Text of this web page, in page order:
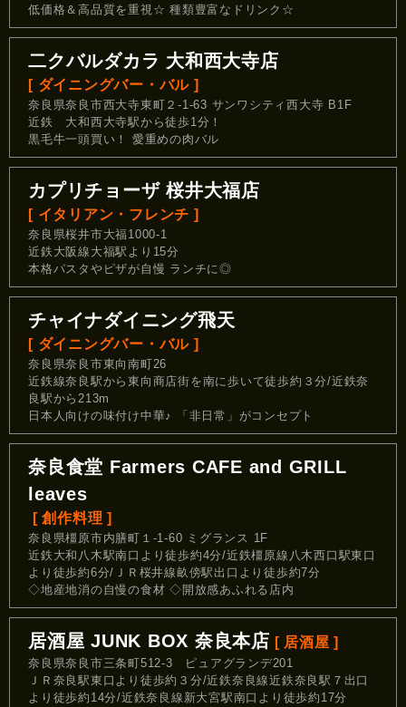
低価格＆高品質を重視☆ 種類豊富なドリンク☆
二クバルダカラ 大和西大寺店
[ ダイニングバー・バル ]
奈良県奈良市西大寺東町２-1-63 サンワシティ西大寺 B1F
近鉄 大和西大寺駅から徒歩1分！
黒毛牛一頭買い！ 愛重めの肉バル
カプリチョーザ 桜井大福店
[ イタリアン・フレンチ ]
奈良県桜井市大福1000-1
近鉄大阪線大福駅より15分
本格パスタやピザが自慢 ランチに◎
チャイナダイニング飛天
[ ダイニングバー・バル ]
奈良県奈良市東向南町26
近鉄線奈良駅から東向商店街を南に歩いて徒歩約３分/近鉄奈
良駅から213m
日本人向けの味付け中華♪ 「非日常」がコンセプト
奈良食堂 Farmers CAFE and GRILL
leaves
[ 創作料理 ]
奈良県橿原市内膳町１-1-60 ミグランス 1F
近鉄大和八木駅南口より徒歩約4分/近鉄橿原線八木西口駅東口
より徒歩約6分/ＪＲ桜井線畝傍駅出口より徒歩約7分
◇地産地消の自慢の食材 ◇開放感あふれる店内
居酒屋 JUNK BOX 奈良本店 [ 居酒屋 ]
奈良県奈良市三条町512-3 ピュアグランデ201
ＪＲ奈良駅東口より徒歩約３分/近鉄奈良線近鉄奈良駅７出口
より徒歩約14分/近鉄奈良線新大宮駅南口より徒歩約17分